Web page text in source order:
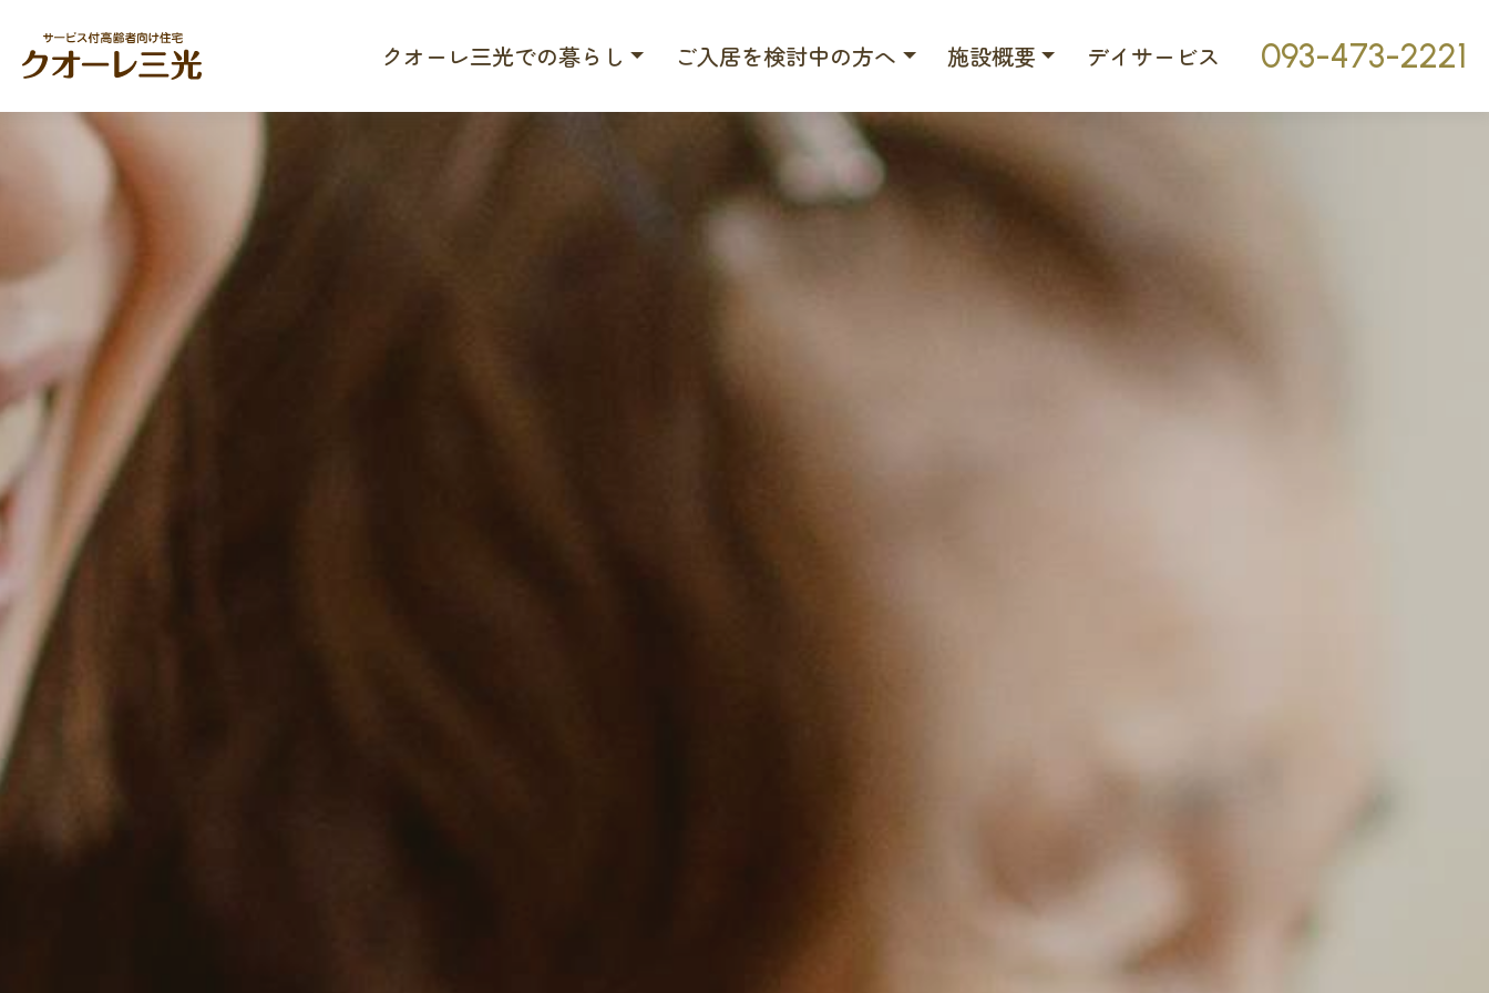
クオーレ三光での暮らし ご入居を検討中の方へ 施設概要 デイサービス 093-473-2221